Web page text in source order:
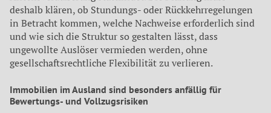
deshalb klären, ob Stundungs- oder Rückkehrregelungen
in Betracht kommen, welche Nachweise erforderlich sind
und wie sich die Struktur so gestalten lässt, dass
ungewollte Auslöser vermieden werden, ohne
gesellschaftsrechtliche Flexibilität zu verlieren.
Immobilien im Ausland sind besonders anfällig für
Bewertungs- und Vollzugsrisiken